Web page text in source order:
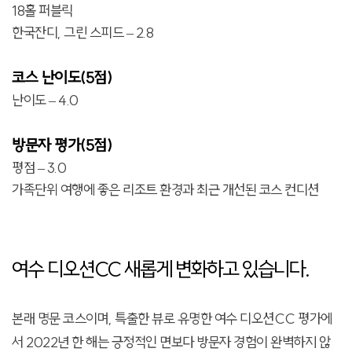
18홀 퍼블릭
한국잔디, 그린 스피드 – 2.8
코스 난이도(5점)
난이도 – 4.0
방문자 평가(5점)
평점 – 3.0
가족단위 여행에 좋은 리조트 환경과 최근 개선된 코스 컨디션
여수 디오션CC 새롭게 변화하고 있습니다.
본래 명문 코스이며, 특출한 뷰로 유명한 여수 디오션CC 평가에
서 2022년 한 해는 긍정적인 면보다 방문자 경험이 완벽하지 않